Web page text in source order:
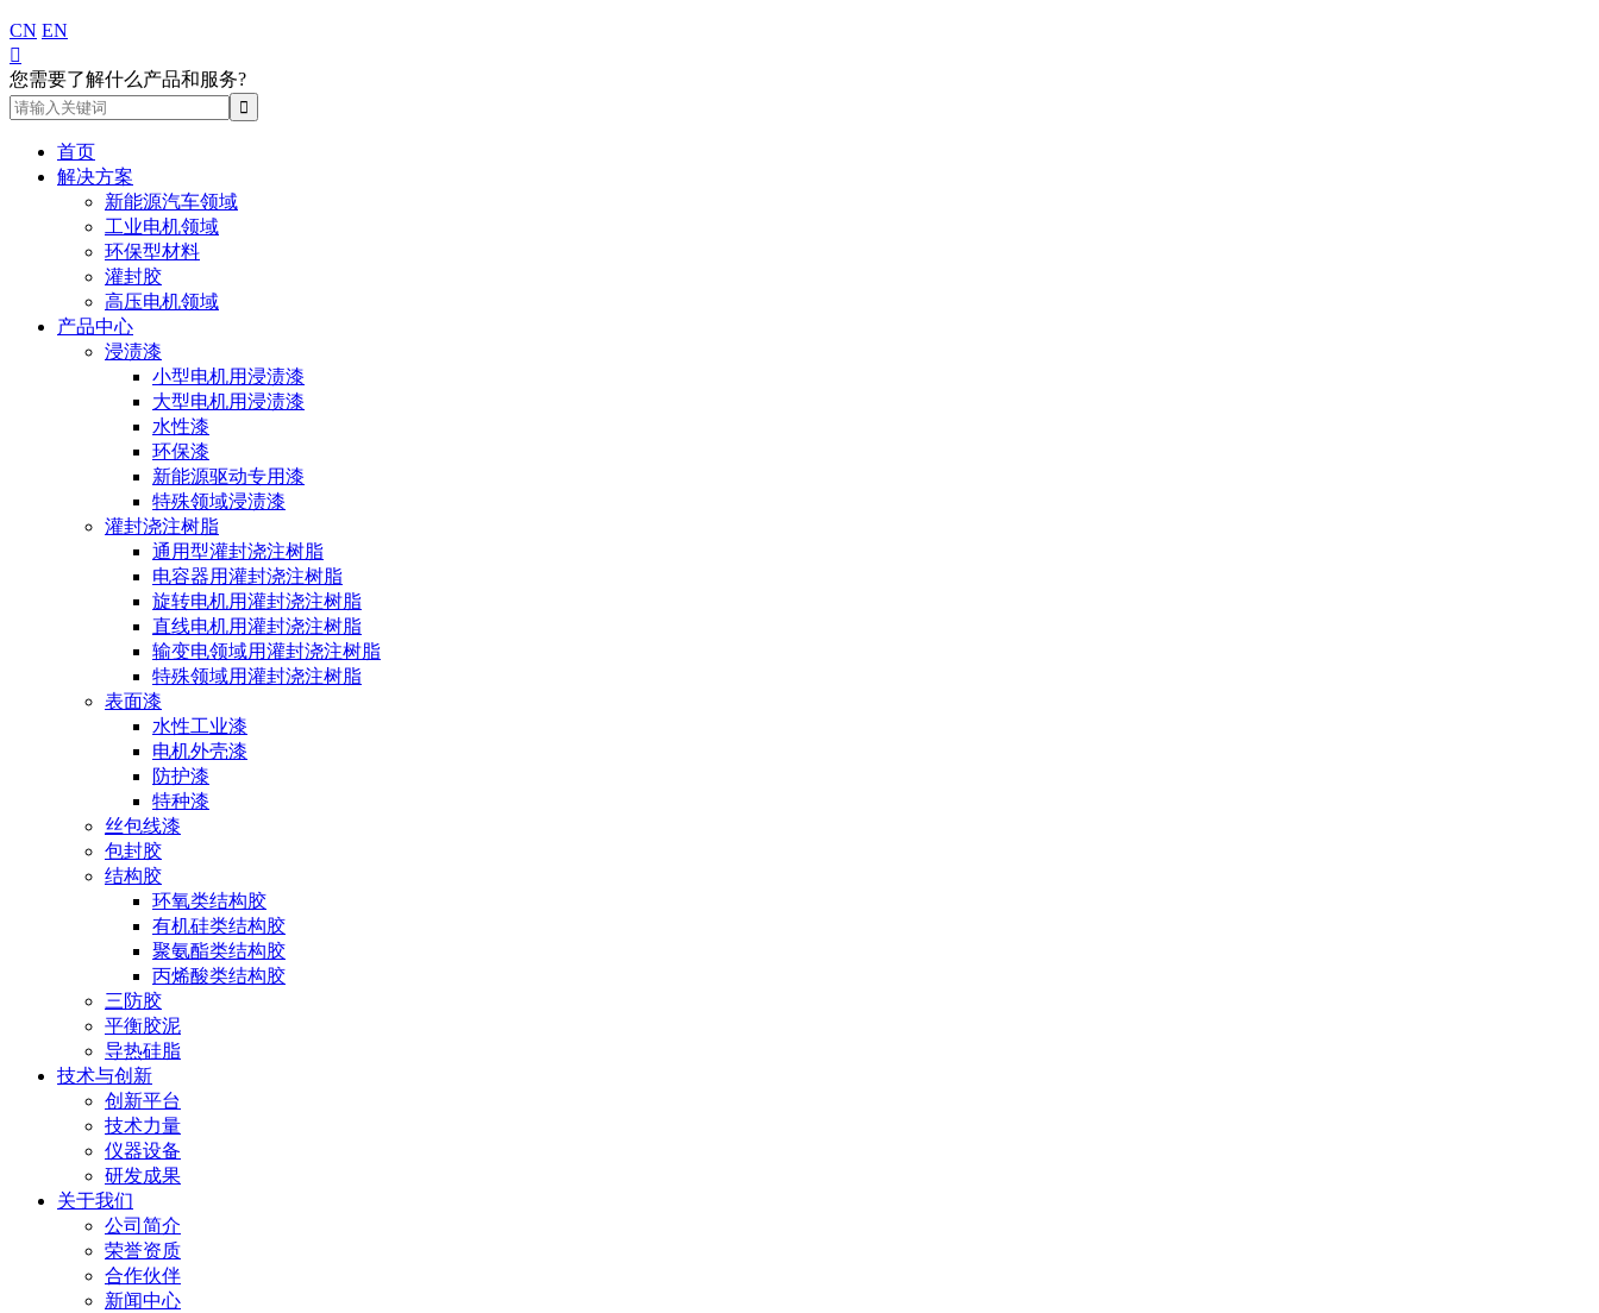
CN EN

您需要了解什么产品和服务?
首页
解决方案
新能源汽车领域
工业电机领域
环保型材料
灌封胶
高压电机领域
产品中心
浸渍漆
小型电机用浸渍漆
大型电机用浸渍漆
水性漆
环保漆
新能源驱动专用漆
特殊领域浸渍漆
灌封浇注树脂
通用型灌封浇注树脂
电容器用灌封浇注树脂
旋转电机用灌封浇注树脂
直线电机用灌封浇注树脂
输变电领域用灌封浇注树脂
特殊领域用灌封浇注树脂
表面漆
水性工业漆
电机外壳漆
防护漆
特种漆
丝包线漆
包封胶
结构胶
环氧类结构胶
有机硅类结构胶
聚氨酯类结构胶
丙烯酸类结构胶
三防胶
平衡胶泥
导热硅脂
技术与创新
创新平台
技术力量
仪器设备
研发成果
关于我们
公司简介
荣誉资质
合作伙伴
新闻中心